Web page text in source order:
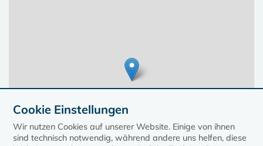
Cookie Einstellungen
Wir nutzen Cookies auf unserer Website. Einige von ihnen
sind technisch notwendig, während andere uns helfen, diese